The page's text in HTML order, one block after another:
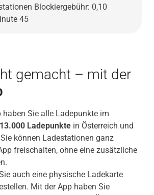
Blockiergebühr: 0,10
45
gemacht – mit der
Sie alle Ladepunkte im
Ladepunkte in Österreich und
können Ladestationen ganz
freischalten, ohne eine zusätzliche
auch eine physische Ladekarte
Mit der App haben Sie